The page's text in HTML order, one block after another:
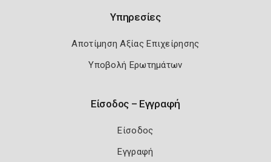
Υπηρεσίες
Αποτίμηση Αξίας Επιχείρησης
Υποβολή Ερωτημάτων
Είσοδος – Εγγραφή
Είσοδος
Εγγραφή